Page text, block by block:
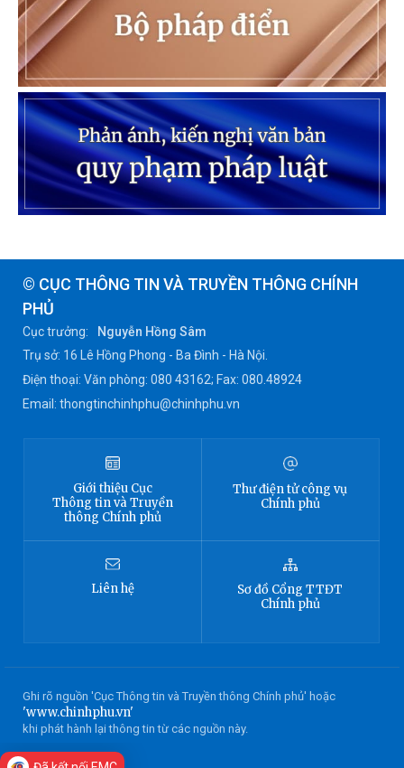
© CỤC THÔNG TIN VÀ TRUYỀN THÔNG CHÍNH
PHỦ
Cục trưởng:
Nguyễn Hồng Sâm
Trụ sở: 16 Lê Hồng Phong - Ba Đình - Hà Nội.
Điện thoại: Văn phòng: 080 43162; Fax: 080.48924
Email: thongtinchinhphu@chinhphu.vn
Giới thiệu Cục
Thông tinvà Truyền
thông Chính phủ
Thư điện tử công vụ
Chính phủ
Liên hệ Sơ đồ Cổng TTĐT
Chính phủ
Ghi rõ nguồn 'Cục Thông tin và Truyền thông Chính phủ' hoặc
'www.chinhphu.vn'
khi phát hành lại thông tin từ các nguồn này.